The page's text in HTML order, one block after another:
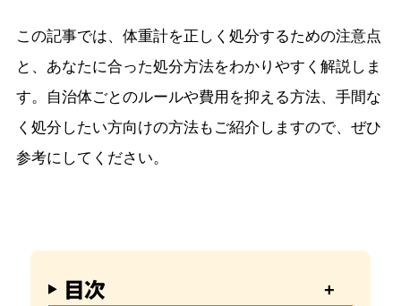
この記事では、体重計を正しく処分するための注意点
と、あなたに合った処分方法をわかりやすく解説しま
す。自治体ごとのルールや費用を抑える方法、手間な
く処分したい方向けの方法もご紹介しますので、ぜひ
参考にしてください。
目次